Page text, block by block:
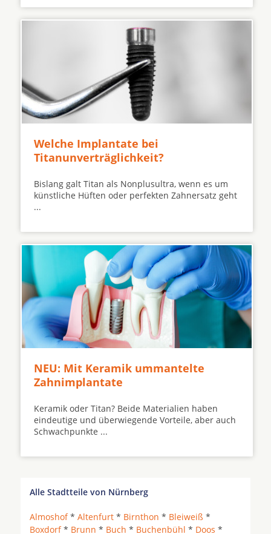
Welche Implantate bei
Titanunverträglichkeit?
Bislang galt Titan als Nonplusultra, wenn es um
künstliche Hüften oder perfekten Zahnersatz geht
...
NEU: Mit Keramik ummantelte
Zahnimplantate
Keramik oder Titan? Beide Materialien haben
eindeutige und überwiegende Vorteile, aber auch
Schwachpunkte ...
Alle Stadtteile von Nürnberg
Almoshof* Altenfurt * Birnthon * Bleiweiß *
Boxdorf* Brunn * Buch * Buchenbühl * Doos *